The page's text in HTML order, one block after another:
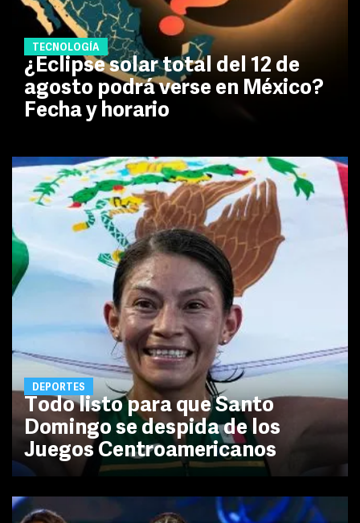
TECNOLOGÍA
¿Eclipse solar total del 12 de
agosto podrá verse en México?
Fecha y horario
DEPORTES
Todo listo para que Santo
Domingo se despida de los
Juegos Centroamericanos